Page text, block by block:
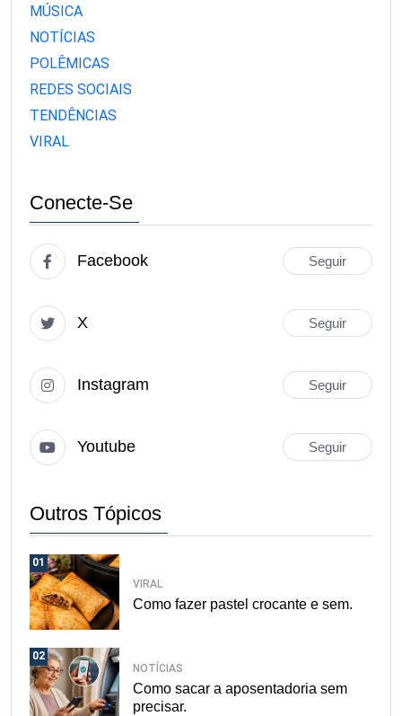
MÚSICA
NOTÍCIAS
POLÊMICAS
REDES SOCIAIS
TENDÊNCIAS
VIRAL
Conecte-Se
Facebook Seguir
X Seguir
Instagram Seguir
Youtube Seguir
Outros Tópicos
01
VIRAL
Como fazer pastel crocante e sem.
02
NOTÍCIAS
Como sacar a aposentadoria sem
precisar.